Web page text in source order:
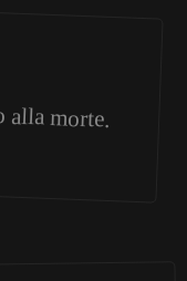
alla morte.